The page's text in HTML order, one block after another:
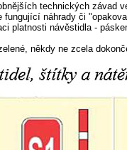
technických závad
náhrady či
platnosti návěstidla -
někdy ne zcela